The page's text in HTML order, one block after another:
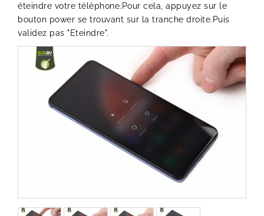
éteindre votre téléphone.Pour cela, appuyez sur le
bouton power se trouvant sur la tranche droite.Puis
validez pas "Eteindre".